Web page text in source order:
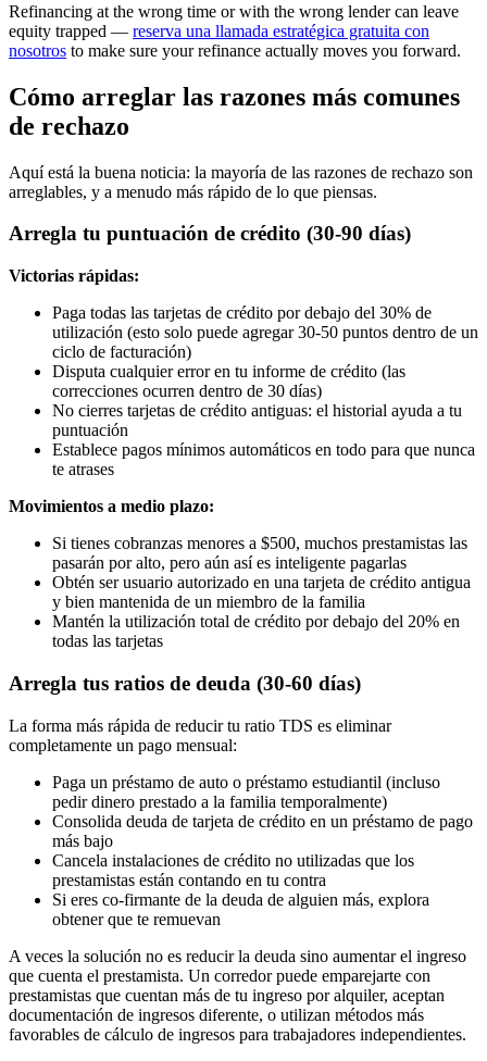
Refinancing at the wrong time or with the wrong lender can leave
equity trapped — reserva una llamada estratégica gratuita con
nosotros to make sure your refinance actually moves you forward.
Cómo arreglar las razones más comunes
de rechazo
Aquí está la buena noticia: la mayoría de las razones de rechazo son
arreglables, y a menudo más rápido de lo que piensas.
Arregla tu puntuación de crédito (30-90 días)
Victorias rápidas:
Paga todas las tarjetas de crédito por debajo del 30% de
utilización (esto solo puede agregar 30-50 puntos dentro de un
ciclo de facturación)
Disputa cualquier error en tu informe de crédito (las
correcciones ocurren dentro de 30 días)
No cierres tarjetas de crédito antiguas: el historial ayuda a tu
puntuación
Establece pagos mínimos automáticos en todo para que nunca
te atrases
Movimientos a medio plazo:
Si tienes cobranzas menores a $500, muchos prestamistas las
pasarán por alto, pero aún así es inteligente pagarlas
Obtén ser usuario autorizado en una tarjeta de crédito antigua
y bien mantenida de un miembro de la familia
Mantén la utilización total de crédito por debajo del 20% en
todas las tarjetas
Arregla tus ratios de deuda (30-60 días)
La forma más rápida de reducir tu ratio TDS es eliminar
completamente un pago mensual:
Paga un préstamo de auto o préstamo estudiantil (incluso
pedir dinero prestado a la familia temporalmente)
Consolida deuda de tarjeta de crédito en un préstamo de pago
más bajo
Cancela instalaciones de crédito no utilizadas que los
prestamistas están contando en tu contra
Si eres co-firmante de la deuda de alguien más, explora
obtener que te remuevan
A veces la solución no es reducir la deuda sino aumentar el ingreso
que cuenta el prestamista. Un corredor puede emparejarte con
prestamistas que cuentan más de tu ingreso por alquiler, aceptan
documentación de ingresos diferente, o utilizan métodos más
favorables de cálculo de ingresos para trabajadores independientes.